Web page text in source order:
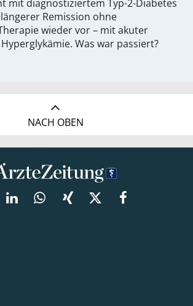
mit diagnostiziertem Typ-2-Diabetes
Remission ohne
wieder vor – mit akuter
Was war passiert?
NACH OBEN